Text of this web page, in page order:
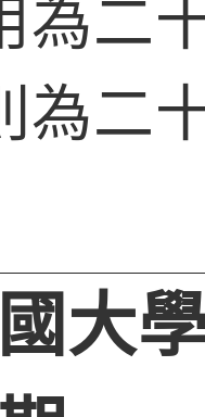
為二
為二
大